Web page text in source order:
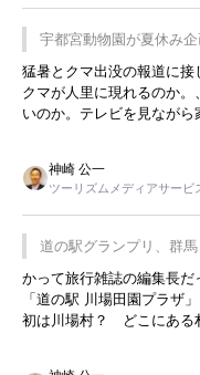
宇都宮動物園が夏休み
開催
猛暑とクマ出没の報道に接
クマが人里に現れるのか
いのか。テレビを見なが
んてことは、冗談でもい
神崎 公一
ツーリズムメディアサー
道の駅グランプリ、群
かって旅行雑誌の編集長
「道の駅 川場田園プラザ
初は川場村？ どこにある
永井 彰一社長にインタビ
した。プレゼンも巧みで